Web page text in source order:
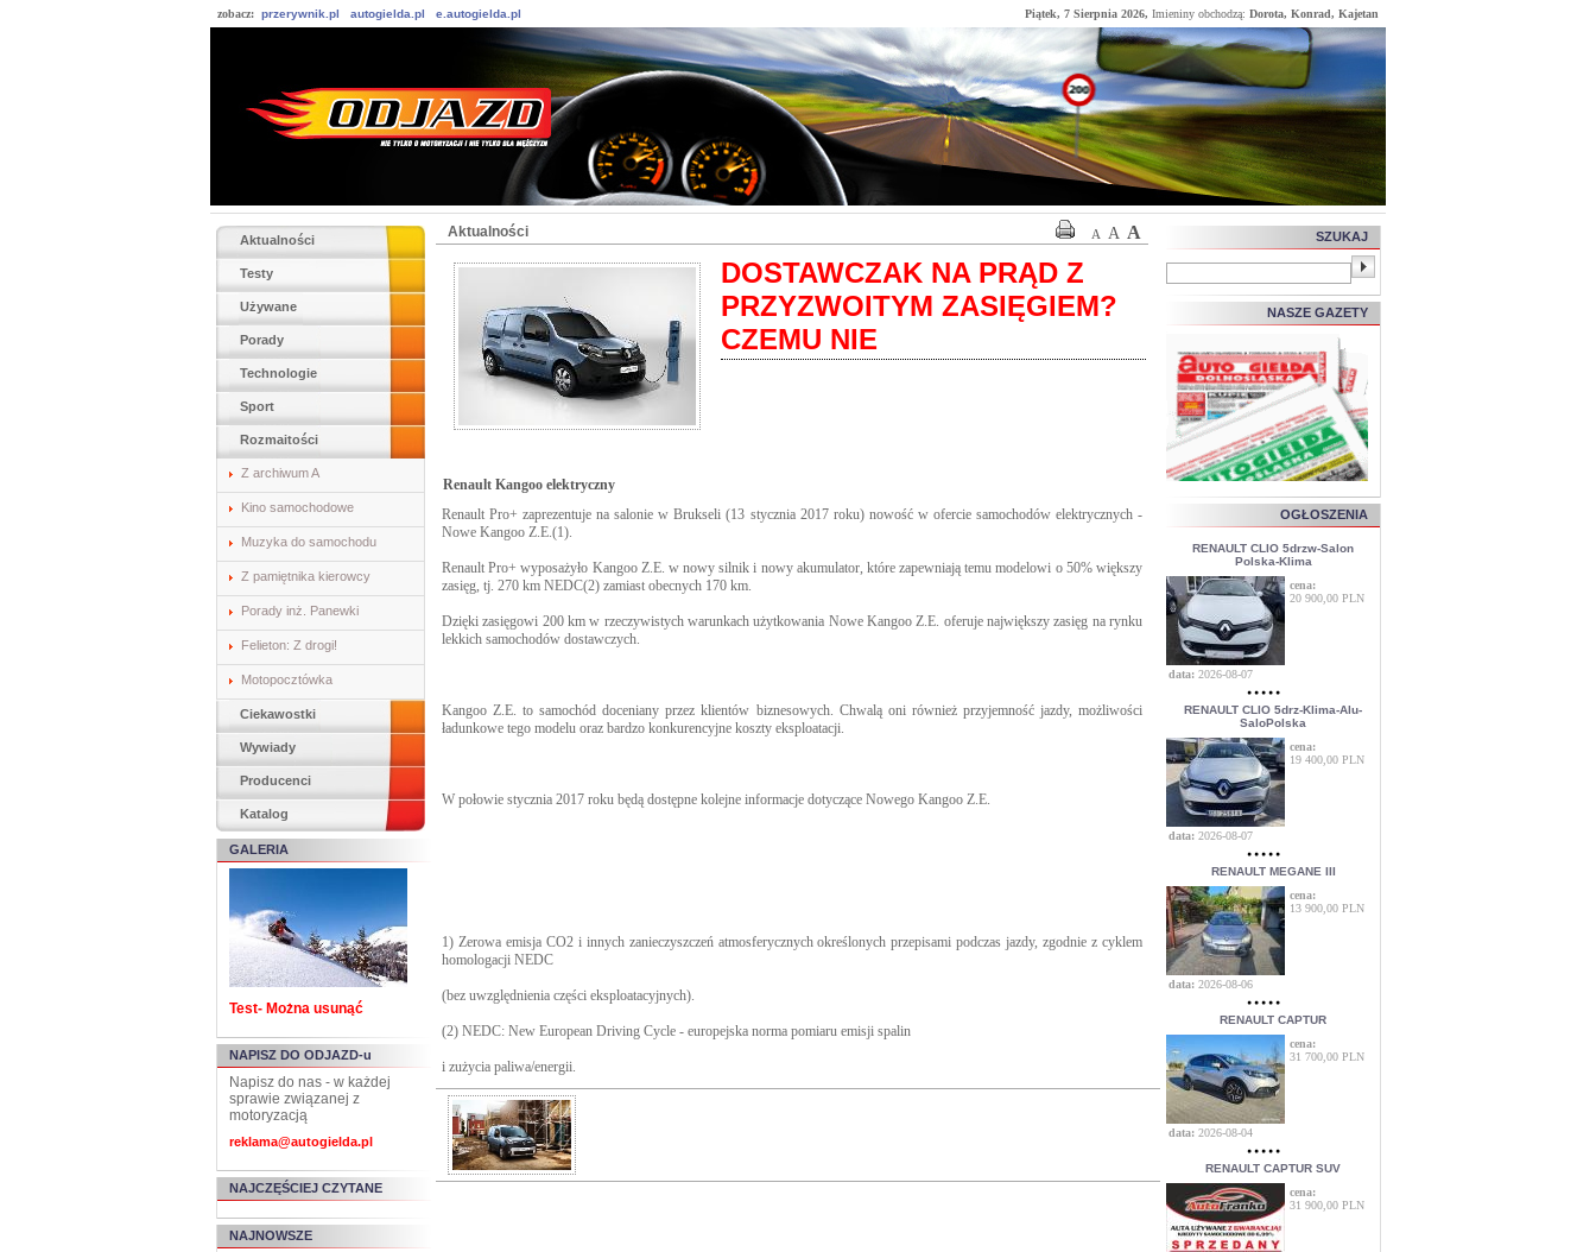
zobacz: przerywnik.pl autogielda.pl e.autogielda.pl Piątek, 7 Sierpnia 2026, Imieniny obchodzą: Dorota, Konrad, Kajetan
Aktualności
Testy
Używane
Porady
Technologie
Sport
Rozmaitości
Z archiwum A
Kino samochodowe
Muzyka do samochodu
Z pamiętnika kierowcy
Porady inż. Panewki
Felieton: Z drogi!
Motopocztówka
Ciekawostki
Wywiady
Producenci
Katalog
GALERIA
Test- Można usunąć
NAPISZ DO ODJAZD-u
Napisz do nas - w każdej
sprawie związanej z
motoryzacją
reklama@autogielda.pl
NAJCZĘŚCIEJ CZYTANE
NAJNOWSZE
Aktualności A A A
DOSTAWCZAK NA PRĄD Z
PRZYZWOITYM ZASIĘGIEM?
CZEMU NIE
Renault Kangoo elektryczny
Renault Pro+ zaprezentuje na salonie w Brukseli (13 stycznia 2017 roku) nowość w ofercie samochodów elektrycznych -
Nowe Kangoo Z.E.(1).
Renault Pro+ wyposażyło Kangoo Z.E. w nowy silnik i nowy akumulator, które zapewniają temu modelowi o 50% większy
zasięg, tj. 270 km NEDC(2) zamiast obecnych 170 km.
Dzięki zasięgowi 200 km w rzeczywistych warunkach użytkowania Nowe Kangoo Z.E. oferuje największy zasięg na rynku
lekkich samochodów dostawczych.
Kangoo Z.E. to samochód doceniany przez klientów biznesowych. Chwalą oni również przyjemność jazdy, możliwości
ładunkowe tego modelu oraz bardzo konkurencyjne koszty eksploatacji.
W połowie stycznia 2017 roku będą dostępne kolejne informacje dotyczące Nowego Kangoo Z.E.
1) Zerowa emisja CO2 i innych zanieczyszczeń atmosferycznych określonych przepisami podczas jazdy, zgodnie z cyklem
homologacji NEDC
(bez uwzględnienia części eksploatacyjnych).
(2) NEDC: New European Driving Cycle - europejska norma pomiaru emisji spalin
i zużycia paliwa/energii.
SZUKAJ
NASZE GAZETY
OGŁOSZENIA
RENAULT CLIO 5drzw-Salon
Polska-Klima
cena:
20 900,00 PLN
data: 2026-08-07
RENAULT CLIO 5drz-Klima-Alu-
SaloPolska
cena:
19 400,00 PLN
data: 2026-08-07
RENAULT MEGANE III
cena:
13 900,00 PLN
data: 2026-08-06
RENAULT CAPTUR
cena:
31 700,00 PLN
data: 2026-08-04
RENAULT CAPTUR SUV
cena:
31 900,00 PLN